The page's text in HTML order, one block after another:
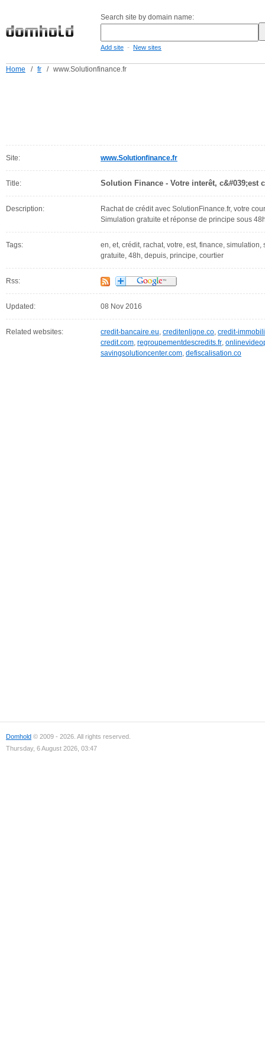
Search site by domain name:
Add site - New sites
Home / fr / www.Solutionfinance.fr
Site: www.Solutionfinance.fr
Title: Solution Finance - Votre interêt, c&#039;est
Description:
Rachat de crédit avec SolutionFinance.fr, votre
Simulation gratuite et réponse de principe sous
Tags:
en, et, crédit, rachat, votre, est, finance,
gratuite, 48h, depuis, principe, courtier
Rss:
Updated: 08 Nov 2016
Related websites: credit-bancaire.eu, creditenligne.co, credit-
credit.com, regroupementdescredits.fr,
savingsolutioncenter.com, defiscalisation.co
Domhold © 2009 - 2026. All rights reserved.
Thursday, 6 August 2026, 03:47